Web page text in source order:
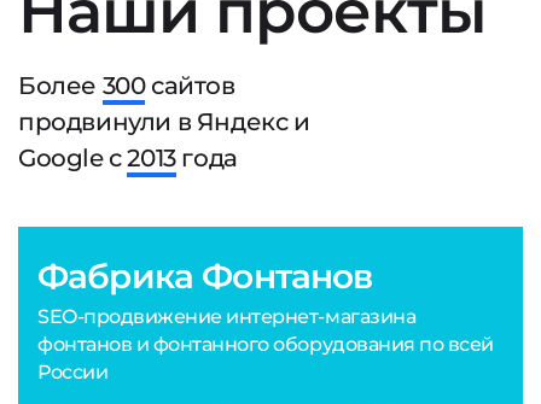
Более 300сайтов
продвинули в Яндекс и
Google с2013года
Фабрика Фонтанов
SEO-продвижение интернет-магазина
фонтанов и фонтанного оборудования по всей
России